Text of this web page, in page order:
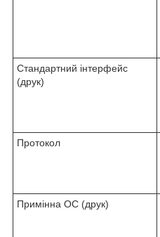
Стандартний інтерфейс
(друк)
Протокол
Примінна ОС (друк)